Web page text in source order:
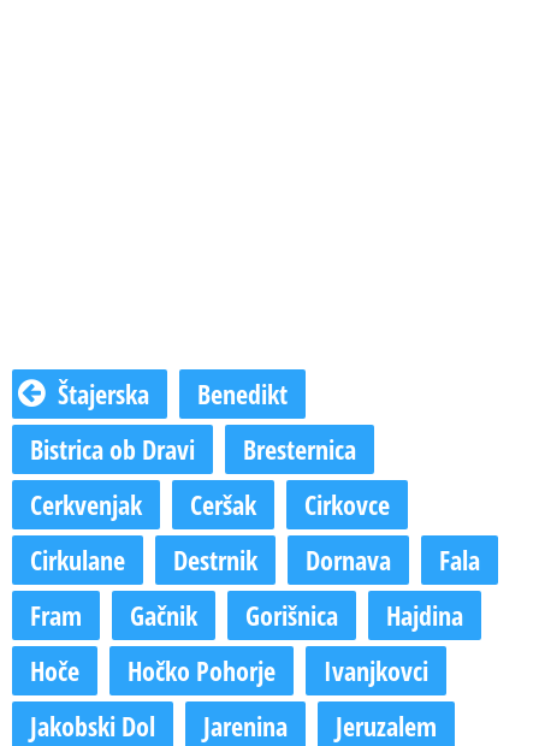
Štajerska
Benedikt
Bistrica ob Dravi
Bresternica
Cerkvenjak
Ceršak
Cirkovce
Cirkulane
Destrnik Dornava
Fala
Fram
Gačnik Gorišnica
Hajdina
Hoče
Hočko Pohorje
Ivanjkovci
Jakobski Dol
Jarenina
Jeruzalem